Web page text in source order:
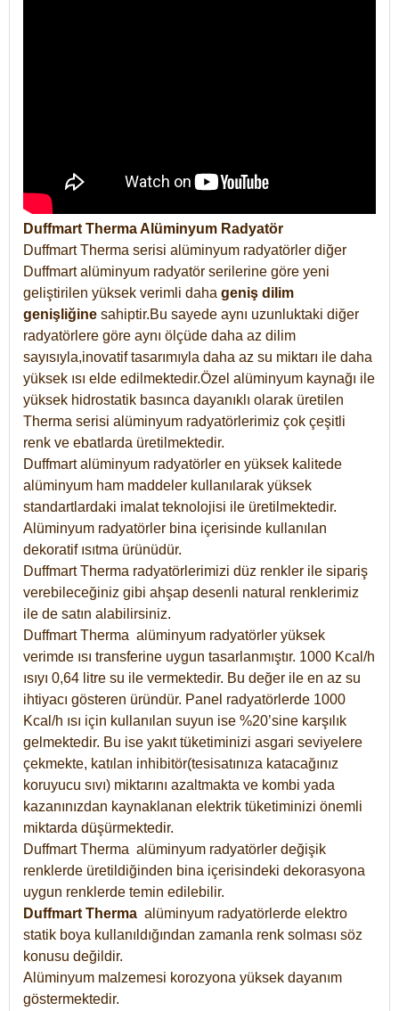
Duffmart Therma Alüminyum Radyatör
Duffmart Therma serisi alüminyum radyatörler diğer
Duffmart alüminyum radyatör serilerine göre yeni
geliştirilen yüksek verimli daha geniş dilim
genişliğine sahiptir.Bu sayede aynı uzunluktaki diğer
radyatörlere göre aynı ölçüde daha az dilim
sayısıyla,inovatif tasarımıyla daha az su miktarı ile daha
yüksek ısı elde edilmektedir.Özel alüminyum kaynağı ile
yüksek hidrostatik basınca dayanıklı olarak üretilen
Therma serisi alüminyum radyatörlerimiz çok çeşitli
renk ve ebatlarda üretilmektedir.
Duffmart alüminyum radyatörler en yüksek kalitede
alüminyum ham maddeler kullanılarak yüksek
standartlardaki imalat teknolojisi ile üretilmektedir.
Alüminyum radyatörler bina içerisinde kullanılan
dekoratif ısıtma ürünüdür.
Duffmart Therma radyatörlerimizi düz renkler ile sipariş
verebileceğiniz gibi ahşap desenli natural renklerimiz
ile de satın alabilirsiniz.
Duffmart Therma alüminyum radyatörler yüksek
verimde ısı transferine uygun tasarlanmıştır. 1000 Kcal/h
ısıyı 0,64 litre su ile vermektedir. Bu değer ile en az su
ihtiyacı gösteren üründür. Panel radyatörlerde 1000
Kcal/h ısı için kullanılan suyun ise %20’sine karşılık
gelmektedir. Bu ise yakıt tüketiminizi asgari seviyelere
çekmekte, katılan inhibitör(tesisatınıza katacağınız
koruyucu sıvı) miktarını azaltmakta ve kombi yada
kazanınızdan kaynaklanan elektrik tüketiminizi önemli
miktarda düşürmektedir.
Duffmart Therma alüminyum radyatörler değişik
renklerde üretildiğinden bina içerisindeki dekorasyona
uygun renklerde temin edilebilir.
Duffmart Therma alüminyum radyatörlerde elektro
statik boya kullanıldığından zamanla renk solması söz
konusu değildir.
Alüminyum malzemesi korozyona yüksek dayanım
göstermektedir.